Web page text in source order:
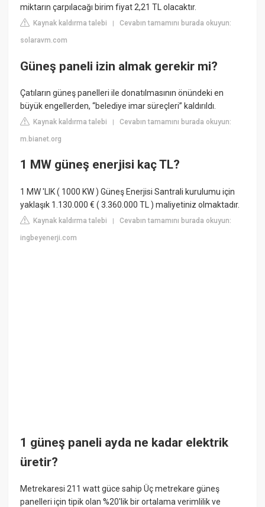
miktarın çarpılacağı birim fiyat 2,21 TL olacaktır.
Kaynak kaldırma talebi |Cevabın tamamını burada okuyun:
solaravm.com
Güneş paneli izin almak gerekir mi?
Çatıların güneş panelleri ile donatılmasının önündeki en
büyük engellerden, “belediye imar süreçleri” kaldırıldı.
Kaynak kaldırma talebi |Cevabın tamamını burada okuyun:
m.bianet.org
1 MW güneş enerjisi kaç TL?
1 MW 'LIK ( 1000 KW ) Güneş Enerjisi Santrali kurulumu için
yaklaşık 1.130.000 € ( 3.360.000 TL ) maliyetiniz olmaktadır.
Kaynak kaldırma talebi |Cevabın tamamını burada okuyun:
ingbeyenerji.com
1 güneş paneli ayda ne kadar elektrik
üretir?
Metrekaresi 211 watt güce sahip Üç metrekare güneş
panelleri için tipik olan %20'lik bir ortalama verimlilik ve